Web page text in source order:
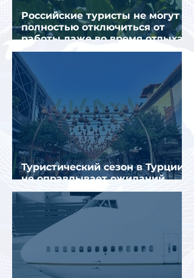
Российские туристы не могут
полностью отключиться от
работы даже во время отдыха
в Турции
Туристический сезон в Турции
не оправдывает ожиданий
отрасли